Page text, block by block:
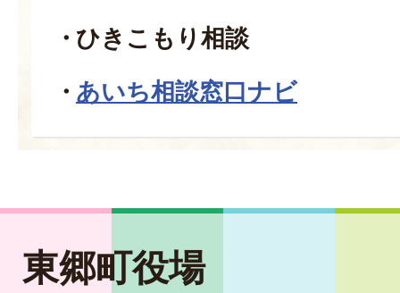
ひきこもり相談
あいち相談窓口ナビ
東郷町役場